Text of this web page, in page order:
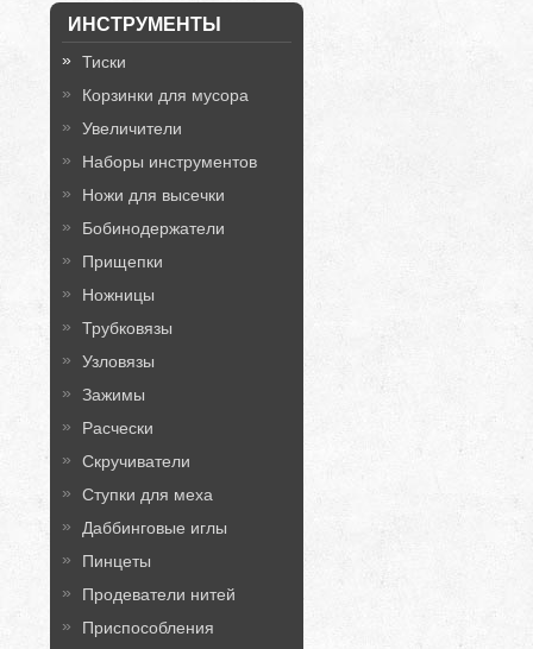
ИНСТРУМЕНТЫ
Тиски
Корзинки для мусора
Увеличители
Наборы инструментов
Ножи для высечки
Бобинодержатели
Прищепки
Ножницы
Трубковязы
Узловязы
Зажимы
Расчески
Скручиватели
Ступки для меха
Даббинговые иглы
Пинцеты
Продеватели нитей
Приспособления